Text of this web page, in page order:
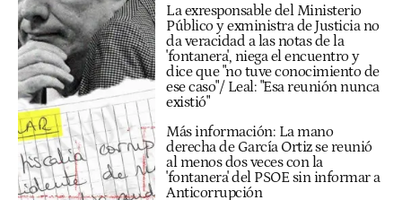
La exresponsable del Ministerio
Público y exministra de Justicia no
da veracidad a las notas de la
'fontanera', niega el encuentro y
dice que "no tuve conocimiento de
ese caso"/ Leal: "Esa reunión nunca
existió"
Más información: La mano
derecha de García Ortiz se reunió
al menos dos veces con la
'fontanera' del PSOE sin informar a
Anticorrupción